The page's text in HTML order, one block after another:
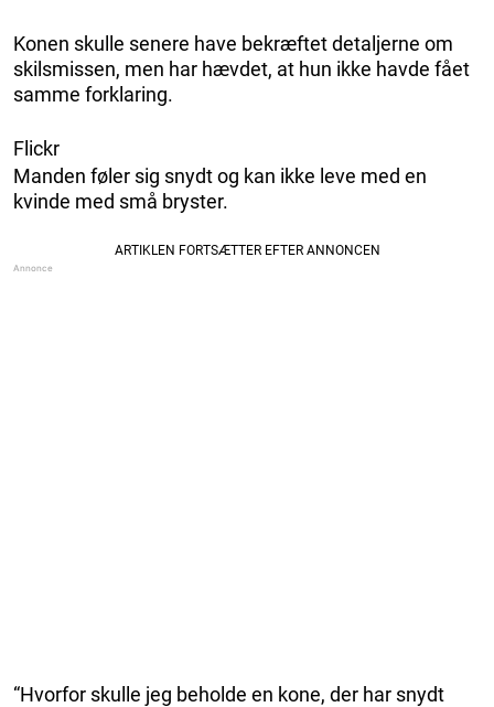
Konen skulle senere have bekræftet detaljerne om
skilsmissen, men har hævdet, at hun ikke havde fået
samme forklaring.
Flickr
Manden føler sig snydt og kan ikke leve med en
kvinde med små bryster.
“Hvorfor skulle jeg beholde en kone, der har snydt